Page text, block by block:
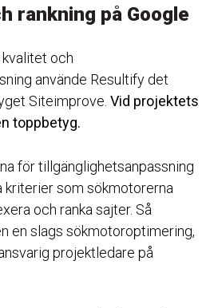
rankning på Google
och
använde Resultify det
Siteimprove. Vid projektets
toppbetyg.
för tillgänglighetsanpassning
kriterier som sökmotorerna
och ranka sajter. Så
en slags sökmotoroptimering,
projektledare på